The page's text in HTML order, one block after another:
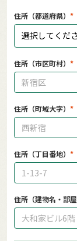
住所（都道府県）
選択してくだ
住所（市区町村）
住所（町域大字）
住所（丁目番地）
住所（建物名・部屋